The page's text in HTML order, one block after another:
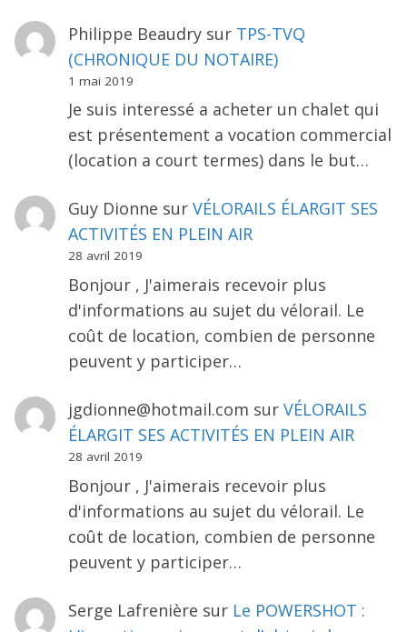
Philippe Beaudrysur TPS-TVQ
(CHRONIQUE DU NOTAIRE)
1 mai 2019
Je suis interessé a acheter un chalet qui
est présentement a vocation commercial
(location a court termes) dans le but…
Guy Dionne sur VÉLORAILS ÉLARGIT SES
ACTIVITÉS EN PLEIN AIR
28 avril 2019
Bonjour , J'aimerais recevoir plus
d'informations au sujet du vélorail. Le
coût de location, combien de personne
peuvent y participer…
jgdionne@hotmail.com sur VÉLORAILS
ÉLARGIT SES ACTIVITÉS EN PLEIN AIR
28 avril 2019
Bonjour , J'aimerais recevoir plus
d'informations au sujet du vélorail. Le
coût de location, combien de personne
peuvent y participer…
Serge Lafrenière sur Le POWERSHOT :